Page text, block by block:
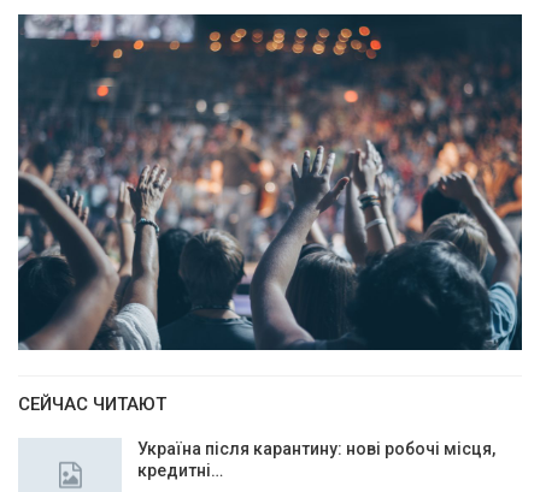
СЕЙЧАС ЧИТАЮТ
Україна після карантину: нові робочі місця,
кредитні…